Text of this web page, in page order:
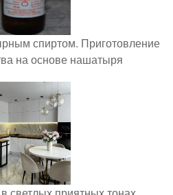
спиртом. Приготовление
на основе нашатыря